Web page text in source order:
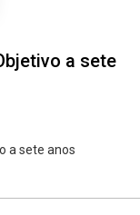
a sete
a sete anos